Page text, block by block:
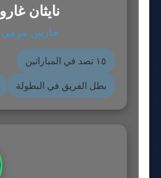
نايثان غارو
حارس مرمى
١٥ تصد في المباراتين
بطل الفريق في البطولة